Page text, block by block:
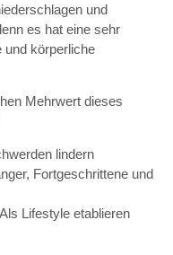
und
es hat eine sehr
und körperliche
Mehrwert dieses
lindern
Fortgeschrittene und
Lifestyle etablieren